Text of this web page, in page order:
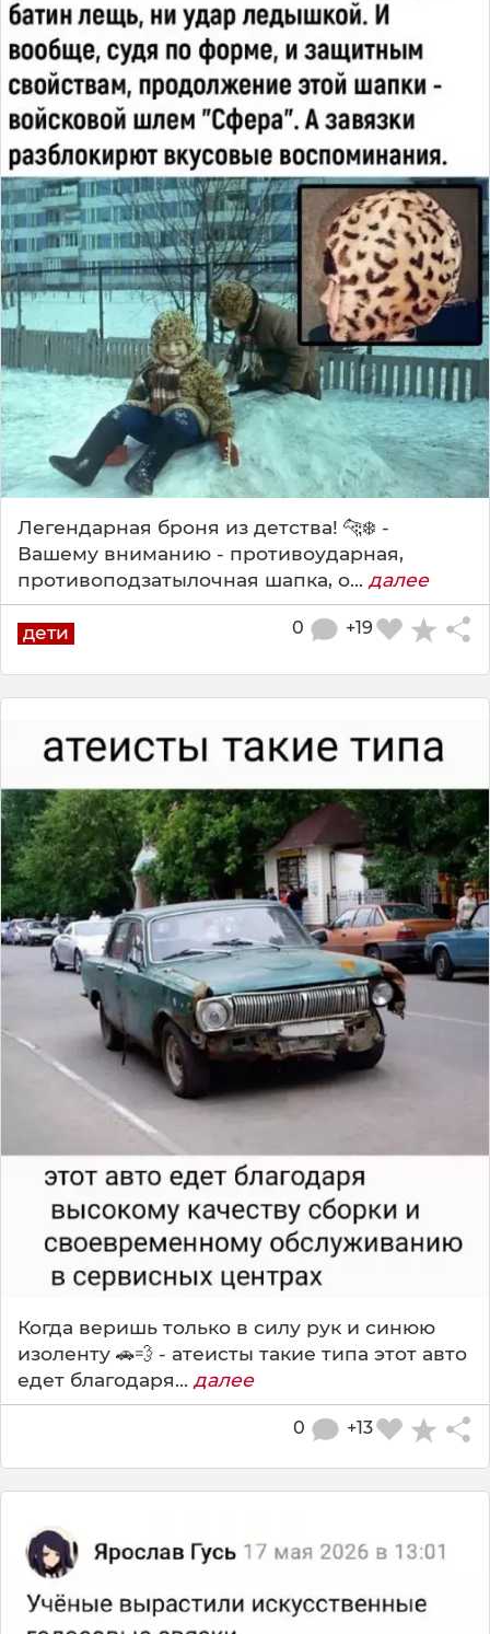
Легендарная броня из детства! 🐆❄️ -
Вашему вниманию - противоударная,
противоподзатылочная шапка, о... далее
дети +19
0
Когда веришь только в силу рук и синюю
изоленту 🚗💨 - атеисты такие типа этот авто
едет благодаря... далее
+13
0